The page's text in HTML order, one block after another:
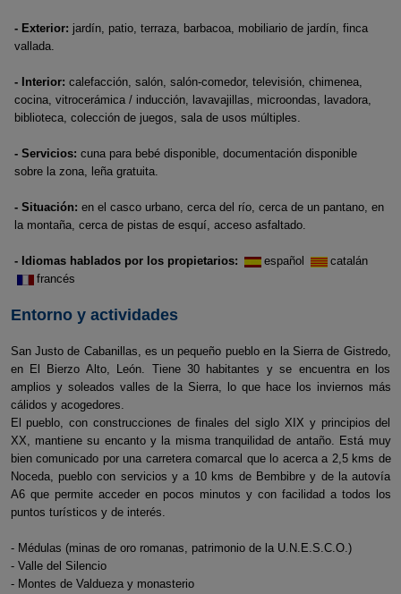
- Exterior: jardín, patio, terraza, barbacoa, mobiliario de jardín, finca
vallada.
- Interior: calefacción, salón, salón-comedor, televisión, chimenea,
cocina, vitrocerámica / inducción, lavavajillas, microondas, lavadora,
biblioteca, colección de juegos, sala de usos múltiples.
- Servicios: cuna para bebé disponible, documentación disponible
sobre la zona, leña gratuita.
- Situación: en el casco urbano, cerca del río, cerca de un pantano, en
la montaña, cerca de pistas de esquí, acceso asfaltado.
- Idiomas hablados por los propietarios: español
catalán
francés
Entorno y actividades
San Justo de Cabanillas, es un pequeño pueblo en la Sierra de Gistredo,
en El Bierzo Alto, León. Tiene 30 habitantes y se encuentra en los
amplios y soleados valles de la Sierra, lo que hace los inviernos más
cálidos y acogedores.
El pueblo, con construcciones de finales del siglo XIX y principios del
XX, mantiene su encanto y la misma tranquilidad de antaño. Está muy
bien comunicado por una carretera comarcal que lo acerca a 2,5 kms de
Noceda, pueblo con servicios y a 10 kms de Bembibre y de la autovía
A6 que permite acceder en pocos minutos y con facilidad a todos los
puntos turísticos y de interés.
- Médulas (minas de oro romanas, patrimonio de la U.N.E.S.C.O.)
- Valle del Silencio
- Montes de Valdueza y monasterio